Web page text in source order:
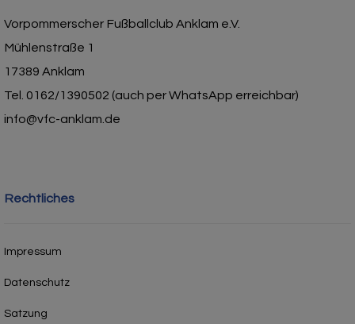
Vorpommerscher Fußballclub Anklam e.V.
Mühlenstraße 1
17389 Anklam
Tel. 0162/1390502 (auch per WhatsApp erreichbar)
info@vfc-anklam.de
Rechtliches
Impressum
Datenschutz
Satzung